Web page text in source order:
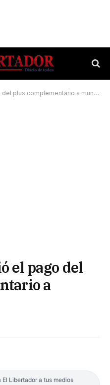
plus complementario a municipales
el pago del
a
El Libertador a tus medios